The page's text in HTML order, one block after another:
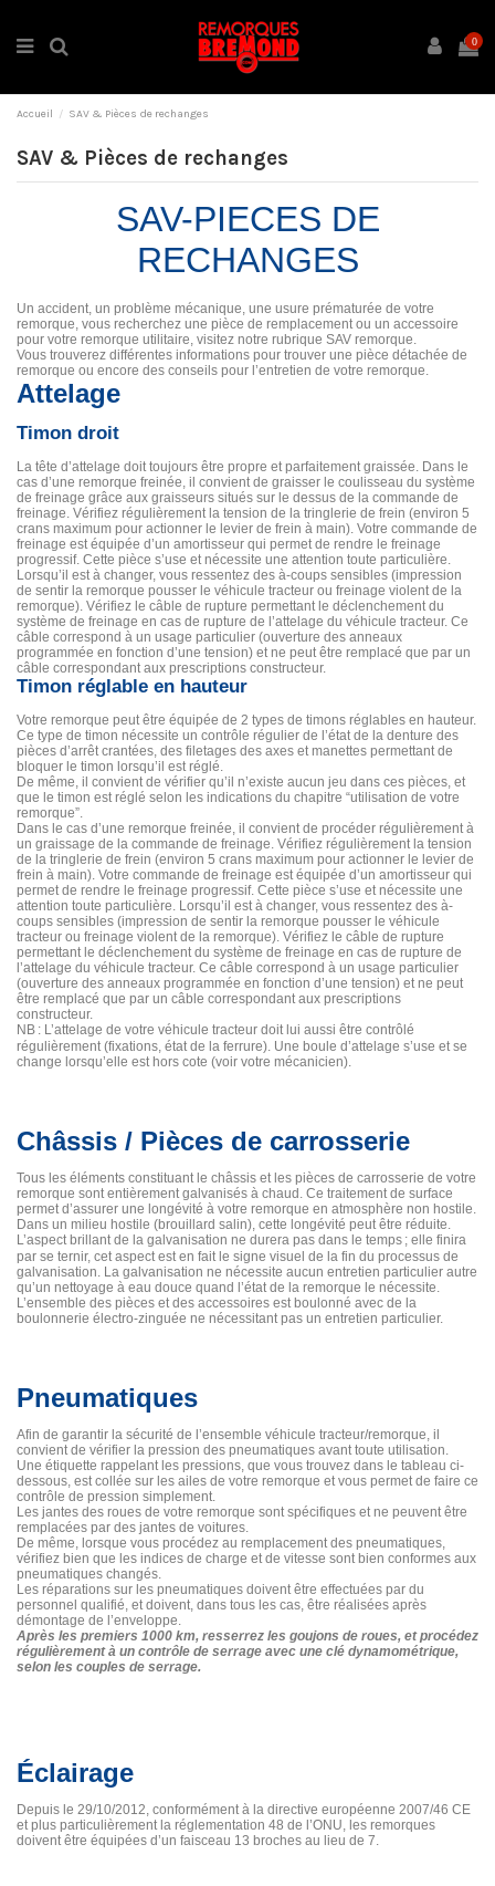
0
Accueil SAV & Pièces de rechanges
SAV & Pièces de rechanges
SAV-PIECES DE
RECHANGES
Un accident, un problème mécanique, une usure prématurée de votre
remorque, vous recherchez une pièce de remplacement ou un accessoire
pour votre remorque utilitaire, visitez notre rubrique SAV remorque.
Vous trouverez différentes informations pour trouver une pièce détachée de
remorque ou encore des conseils pour l’entretien de votre remorque.
Attelage
Timon droit
La tête d’attelage doit toujours être propre et parfaitement graissée. Dans le
cas d’une remorque freinée, il convient de graisser le coulisseau du système
de freinage grâce aux graisseurs situés sur le dessus de la commande de
freinage. Vérifiez régulièrement la tension de la tringlerie de frein (environ 5
crans maximum pour actionner le levier de frein à main). Votre commande de
freinage est équipée d’un amortisseur qui permet de rendre le freinage
progressif. Cette pièce s’use et nécessite une attention toute particulière.
Lorsqu’il est à changer, vous ressentez des à-coups sensibles (impression
de sentir la remorque pousser le véhicule tracteur ou freinage violent de la
remorque). Vérifiez le câble de rupture permettant le déclenchement du
système de freinage en cas de rupture de l’attelage du véhicule tracteur. Ce
câble correspond à un usage particulier (ouverture des anneaux
programmée en fonction d’une tension) et ne peut être remplacé que par un
câble correspondant aux prescriptions constructeur.
Timon réglable en hauteur
Votre remorque peut être équipée de 2 types de timons réglables en hauteur.
Ce type de timon nécessite un contrôle régulier de l’état de la denture des
pièces d’arrêt crantées, des filetages des axes et manettes permettant de
bloquer le timon lorsqu’il est réglé.
De même, il convient de vérifier qu’il n’existe aucun jeu dans ces pièces, et
que le timon est réglé selon les indications du chapitre “utilisation de votre
remorque”.
Dans le cas d’une remorque freinée, il convient de procéder régulièrement à
un graissage de la commande de freinage. Vérifiez régulièrement la tension
de la tringlerie de frein (environ 5 crans maximum pour actionner le levier de
frein à main). Votre commande de freinage est équipée d’un amortisseur qui
permet de rendre le freinage progressif. Cette pièce s’use et nécessite une
attention toute particulière. Lorsqu’il est à changer, vous ressentez des à-
coups sensibles (impression de sentir la remorque pousser le véhicule
tracteur ou freinage violent de la remorque). Vérifiez le câble de rupture
permettant le déclenchement du système de freinage en cas de rupture de
l’attelage du véhicule tracteur. Ce câble correspond à un usage particulier
(ouverture des anneaux programmée en fonction d’une tension) et ne peut
être remplacé que par un câble correspondant aux prescriptions
constructeur.
NB : L’attelage de votre véhicule tracteur doit lui aussi être contrôlé
régulièrement (fixations, état de la ferrure). Une boule d’attelage s’use et se
change lorsqu’elle est hors cote (voir votre mécanicien).
Châssis / Pièces de carrosserie
Tous les éléments constituant le châssis et les pièces de carrosserie de votre
remorque sont entièrement galvanisés à chaud. Ce traitement de surface
permet d’assurer une longévité à votre remorque en atmosphère non hostile.
Dans un milieu hostile (brouillard salin), cette longévité peut être réduite.
L’aspect brillant de la galvanisation ne durera pas dans le temps ; elle finira
par se ternir, cet aspect est en fait le signe visuel de la fin du processus de
galvanisation. La galvanisation ne nécessite aucun entretien particulier autre
qu’un nettoyage à eau douce quand l’état de la remorque le nécessite.
L’ensemble des pièces et des accessoires est boulonné avec de la
boulonnerie électro-zinguée ne nécessitant pas un entretien particulier.
Pneumatiques
Afin de garantir la sécurité de l’ensemble véhicule tracteur/remorque, il
convient de vérifier la pression des pneumatiques avant toute utilisation.
Une étiquette rappelant les pressions, que vous trouvez dans le tableau ci-
dessous, est collée sur les ailes de votre remorque et vous permet de faire ce
contrôle de pression simplement.
Les jantes des roues de votre remorque sont spécifiques et ne peuvent être
remplacées par des jantes de voitures.
De même, lorsque vous procédez au remplacement des pneumatiques,
vérifiez bien que les indices de charge et de vitesse sont bien conformes aux
pneumatiques changés.
Les réparations sur les pneumatiques doivent être effectuées par du
personnel qualifié, et doivent, dans tous les cas, être réalisées après
démontage de l’enveloppe.
Après les premiers 1000 km, resserrez les goujons de roues, et procédez
régulièrement à un contrôle de serrage avec une clé dynamométrique,
selon les couples de serrage.
Éclairage
Depuis le 29/10/2012, conformément à la directive européenne 2007/46 CE
et plus particulièrement la réglementation 48 de l’ONU, les remorques
doivent être équipées d’un faisceau 13 broches au lieu de 7.